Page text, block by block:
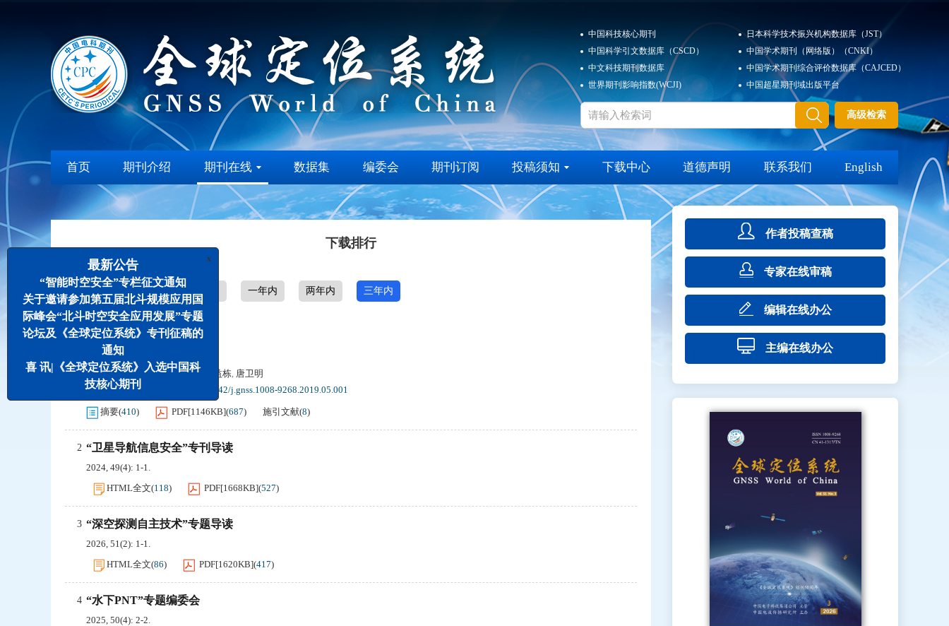
中国科技核心期刊
中国科学引文数据库（CSCD）
中文科技期刊数据库
世界期刊影响指数(WCJI)
日本科学技术振兴机构数据库（JST）
中国学术期刊（网络版）（CNKI）
中国学术期刊综合评价数据库（CAJCED）
中国超星期刊域出版平台
高级检索
首页 期刊介绍 期刊在线 数据集 编委会 期刊订阅 投稿须知 下载中心 道德声明 联系我们 English
下载排行
全部 1个月内 半年内 一年内 两年内 三年内
三年内用户统计排行(不含本月)
雾定位及其应用研究
施闯,辜声峰 景贵飞 ,耿江辉 楼益栋, 唐卫明
2019, 44(5): 1-9.
DOI:10.13442/j.gnss.1008-9268.2019.05.001
摘要(410) PDF[1146KB](687) 施引文献(8)
2 “卫星导航信息安全”专刊导读
2024, 49(4): 1-1.
HTML全文(118) PDF[1668KB](527)
3 “深空探测自主技术”专题导读
2026, 51(2): 1-1.
HTML全文(86) PDF[1620KB](417)
4 “水下PNT”专题编委会
2025, 50(4): 2-2.
作者投稿查稿
专家在线审稿
编辑在线办公
主编在线办公
x
最新公告
“智能时空安全”专栏征文通知
关于邀请参加第五届北斗规模应用国
际峰会“北斗时空安全应用发展”专题
论坛及《全球定位系统》专刊征稿的
通知
喜 讯|《全球定位系统》入选中国科
技核心期刊